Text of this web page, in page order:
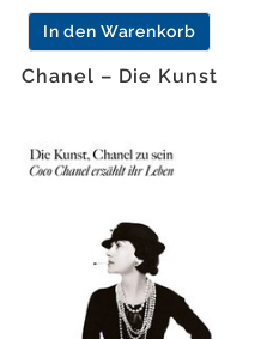
In den Warenkorb
Chanel – Die Kunst